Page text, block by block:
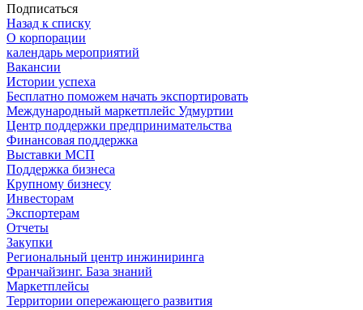
Подписаться
Назад к списку
О корпорации
календарь мероприятий
Вакансии
Истории успеха
Бесплатно поможем начать экспортировать
Международный маркетплейс Удмуртии
Центр поддержки предпринимательства
Финансовая поддержка
Выставки МСП
Поддержка бизнеса
Крупному бизнесу
Инвесторам
Экспортерам
Отчеты
Закупки
Региональный центр инжиниринга
Франчайзинг. База знаний
Маркетплейсы
Территории опережающего развития